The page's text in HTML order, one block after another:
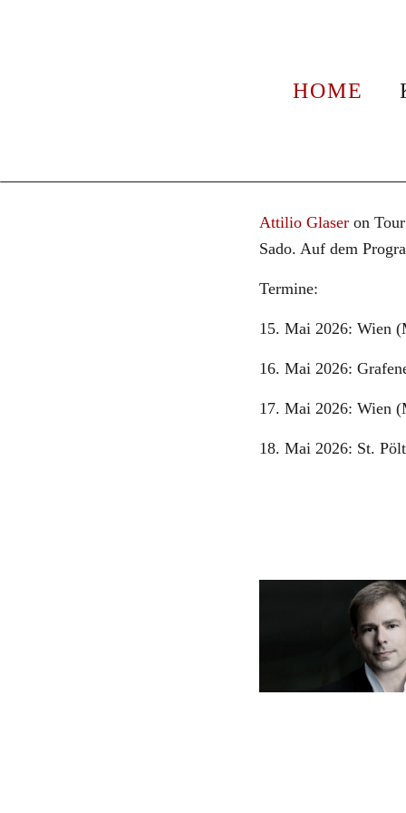
HOME
Attilio Glaser on
Sado. Auf dem
Termine:
15. Mai 2026: Wien
16. Mai 2026:
17. Mai 2026: Wien
18. Mai 2026: St.